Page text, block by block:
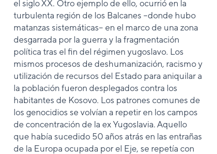
el siglo XX. Otro ejemplo de ello, ocurrió en la
turbulenta región de los Balcanes –donde hubo
matanzas sistemáticas– en el marco de una zona
desgarrada por la guerra y la fragmentación
política tras el fin del régimen yugoslavo. Los
mismos procesos de deshumanización, racismo y
utilización de recursos del Estado para aniquilar a
la población fueron desplegados contra los
habitantes de Kosovo. Los patrones comunes de
los genocidios se volvían a repetir en los campos
de concentración de la ex Yugoslavia. Aquello
que había sucedido 50 años atrás en las entrañas
de la Europa ocupada por el Eje, se repetía con